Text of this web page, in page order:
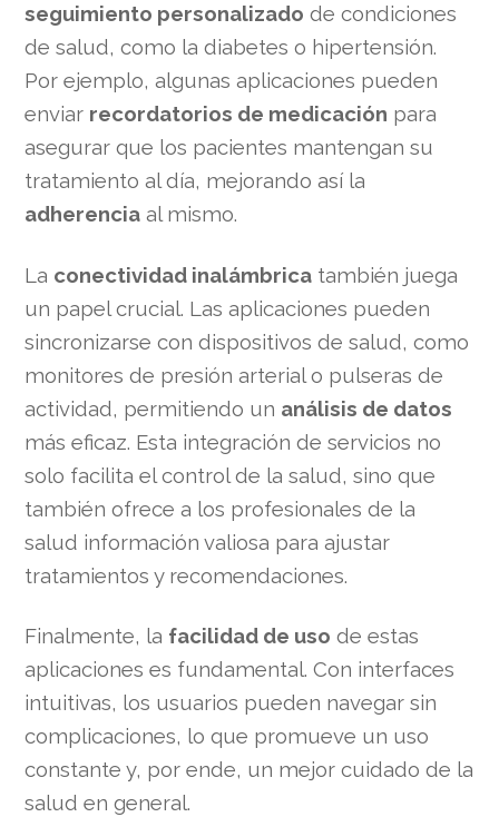
seguimiento personalizado de condiciones
de salud, como la diabetes o hipertensión.
Por ejemplo, algunas aplicaciones pueden
enviar recordatorios de medicación para
asegurar que los pacientes mantengan su
tratamiento al día, mejorando así la
adherencia al mismo.
La conectividad inalámbrica también juega
un papel crucial. Las aplicaciones pueden
sincronizarse con dispositivos de salud, como
monitores de presión arterial o pulseras de
actividad, permitiendo un análisis de datos
más eficaz. Esta integración de servicios no
solo facilita el control de la salud, sino que
también ofrece a los profesionales de la
salud información valiosa para ajustar
tratamientos y recomendaciones.
Finalmente, la facilidad de uso de estas
aplicaciones es fundamental. Con interfaces
intuitivas, los usuarios pueden navegar sin
complicaciones, lo que promueve un uso
constante y, por ende, un mejor cuidado de la
salud en general.